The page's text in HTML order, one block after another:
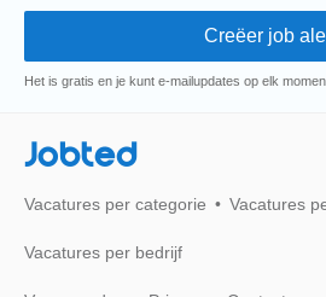
Het is gratis en je kunt e-mailupdates op elk
Jobted
Vacatures per categorie Vacatures
Vacatures per bedrijf